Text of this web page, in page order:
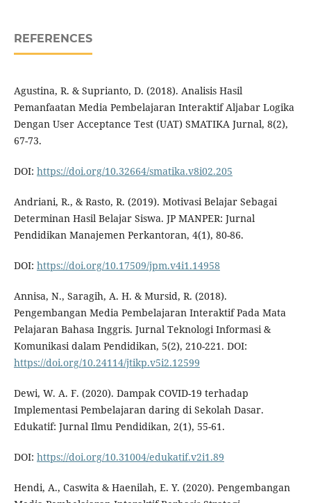
REFERENCES
Agustina, R. & Suprianto, D. (2018). Analisis Hasil
Pemanfaatan Media Pembelajaran Interaktif Aljabar Logika
Dengan User Acceptance Test (UAT) SMATIKA Jurnal, 8(2),
67-73.
DOI: https://doi.org/10.32664/smatika.v8i02.205
Andriani, R., & Rasto, R. (2019). Motivasi Belajar Sebagai
Determinan Hasil Belajar Siswa. JP MANPER: Jurnal
Pendidikan Manajemen Perkantoran, 4(1), 80-86.
DOI: https://doi.org/10.17509/jpm.v4i1.14958
Annisa, N., Saragih, A. H. & Mursid, R. (2018).
Pengembangan Media Pembelajaran Interaktif Pada Mata
Pelajaran Bahasa Inggris. Jurnal Teknologi Informasi &
Komunikasi dalam Pendidikan, 5(2), 210-221. DOI:
https://doi.org/10.24114/jtikp.v5i2.12599
Dewi, W. A. F. (2020). Dampak COVID-19 terhadap
Implementasi Pembelajaran daring di Sekolah Dasar.
Edukatif: Jurnal Ilmu Pendidikan, 2(1), 55-61.
DOI: https://doi.org/10.31004/edukatif.v2i1.89
Hendi, A., Caswita & Haenilah, E. Y. (2020). Pengembangan